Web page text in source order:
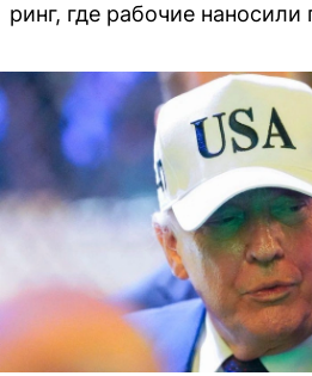
ринг, где рабочие